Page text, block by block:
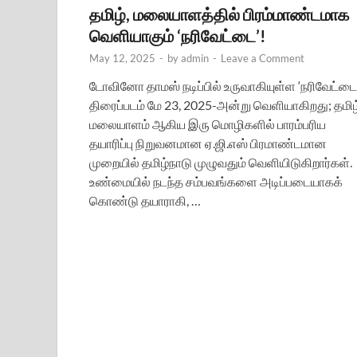
தமிழ், மலையாளத்தில் பிரம்மாண்டமாக
வெளியாகும் ‘நரிவேட்டை’!
May 12, 2025 - byadmin - Leave a Comment
டோவினோ தாமஸ் நடிப்பில் உருவாகியுள்ள
திரைப்படம் மே 23, 2025-அன்று வெளியாகிறது;
மலையாளம் ஆகிய இரு மொழிகளில் பாரம்பரிய
தயாரிப்பு நிறுவனமான ஏ.ஜி.எஸ் பிரமாண்டமான
முறையில் தமிழ்நாடு முழுவதும் வெளியிடுகிறார்கள்.
உண்மையில் நடந்த சம்பவங்களை அடிப்படையாகக்
கொண்டு தயாராகி, …